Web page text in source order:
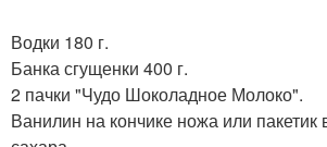
Водки 180 г.
Банка сгущенки 400 г.
2 пачки "Чудо Шоколадное Молоко".
Ванилин на кончике ножа или пакетик